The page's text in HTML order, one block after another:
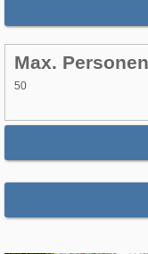
Max.
50